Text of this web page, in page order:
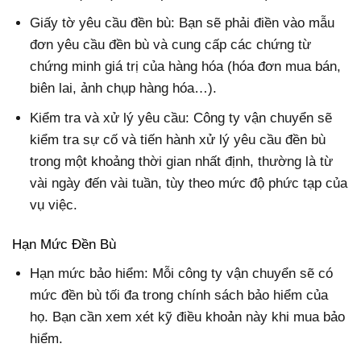
Giấy tờ yêu cầu đền bù: Bạn sẽ phải điền vào mẫu
đơn yêu cầu đền bù và cung cấp các chứng từ
chứng minh giá trị của hàng hóa (hóa đơn mua bán,
biên lai, ảnh chụp hàng hóa…).
Kiểm tra và xử lý yêu cầu: Công ty vận chuyển sẽ
kiểm tra sự cố và tiến hành xử lý yêu cầu đền bù
trong một khoảng thời gian nhất định, thường là từ
vài ngày đến vài tuần, tùy theo mức độ phức tạp của
vụ việc.
Hạn Mức Đền Bù
Hạn mức bảo hiểm: Mỗi công ty vận chuyển sẽ có
mức đền bù tối đa trong chính sách bảo hiểm của
họ. Bạn cần xem xét kỹ điều khoản này khi mua bảo
hiểm.